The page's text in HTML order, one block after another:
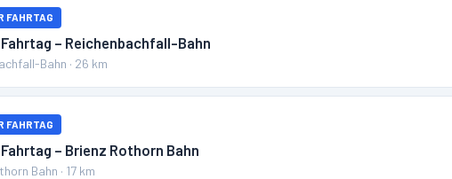
FAHRTAG
– Reichenbachfall-Bahn
Bahn · 26 km
FAHRTAG
– Brienz Rothorn Bahn
Bahn · 17 km